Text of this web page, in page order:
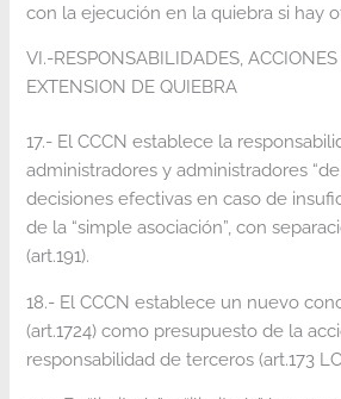
con la ejecución en la quiebra si hay
VI.-RESPONSABILIDADES,
EXTENSION DE QUIEBRA
17.- El CCCN establece la
administradores y administradores
decisiones efectivas en caso de
de la “simple asociación”, con
(art.191).
18.- El CCCN establece un nuevo
(art.1724) como presupuesto de la
responsabilidad de terceros (art.173